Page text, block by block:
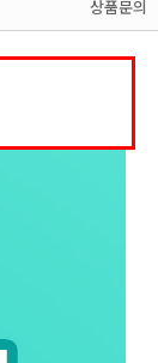
상품문의